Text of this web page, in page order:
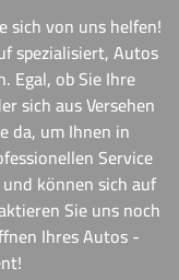
sich von uns helfen!
spezialisiert, Autos
Egal, ob Sie Ihre
sich aus Versehen
da, um Ihnen in
Service
können sich auf
Sie uns noch
Ihres Autos -